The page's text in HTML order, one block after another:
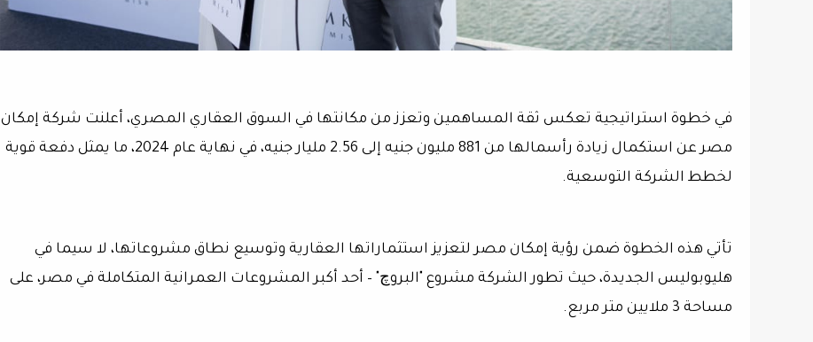
في خطوة استراتيجية تعكس ثقة المساهمين وتعزز من مكانتها في السوق العقاري المصري، أعلنت شركة إمكان
مصر عن استكمال زيادة رأسمالها من 881 مليون جنيه إلى 2.56 مليار جنيه، في نهاية عام 2024، ما يمثل دفعة قوية
لخطط الشركة التوسعية.
تأتي هذه الخطوة ضمن رؤية إمكان مصر لتعزيز استثماراتها العقارية وتوسيع نطاق مشروعاتها، لا سيما في
هليوبوليس الجديدة، حيث تطور الشركة مشروع "البروچ" – أحد أكبر المشروعات العمرانية المتكاملة في مصر، على
مساحة 3 ملايين متر مربع.